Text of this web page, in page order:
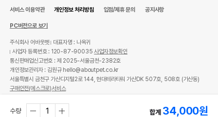
수량 합계 34,000원
서비스 이용약관 개인정보 처리방침 입점/제휴 문의 공지사항
PC버전으로 보기
주식회사 어바웃펫
대표자명 : 나옥귀
사업자 등록번호 : 120-87-90035사업자정보확인
통신판매업신고번호 : 제 2025-서울금천-2382호
개인정보관리자 : 김원규 hello@aboutpet.co.kr
서울특별시 금천구 가산디지털2로 144, 현대테라타워 가산DK 507호, 508호 (가산동)
구매안전(에스크로)서비스